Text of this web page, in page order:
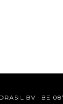
BV · BE